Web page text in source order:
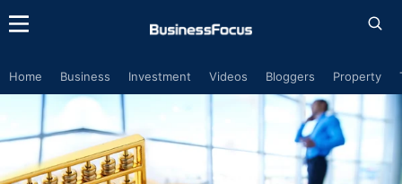
Home Business Investment Videos Bloggers Property